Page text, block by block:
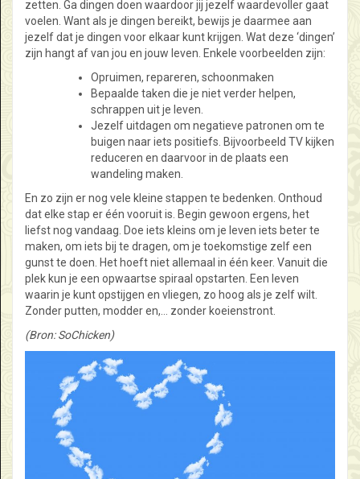
zetten. Ga dingen doen waardoor jij jezelf waardevoller gaat
voelen. Want als je dingen bereikt, bewijs je daarmee aan
jezelf dat je dingen voor elkaar kunt krijgen. Wat deze ‘dingen’
zijn hangt af van jou en jouw leven. Enkele voorbeelden zijn:
Opruimen, repareren, schoonmaken
Bepaalde taken die je niet verder helpen,
schrappen uit je leven.
Jezelf uitdagen om negatieve patronen om te
buigen naar iets positiefs. Bijvoorbeeld TV kijken
reduceren en daarvoor in de plaats een
wandeling maken.
En zo zijn er nog vele kleine stappen te bedenken. Onthoud
dat elke stap er één vooruit is. Begin gewoon ergens, het
liefst nog vandaag. Doe iets kleins om je leven iets beter te
maken, om iets bij te dragen, om je toekomstige zelf een
gunst te doen. Het hoeft niet allemaal in één keer. Vanuit die
plek kun je een opwaartse spiraal opstarten. Een leven
waarin je kunt opstijgen en vliegen, zo hoog als je zelf wilt.
Zonder putten, modder en,… zonder koeienstront.
(Bron: SoChicken)